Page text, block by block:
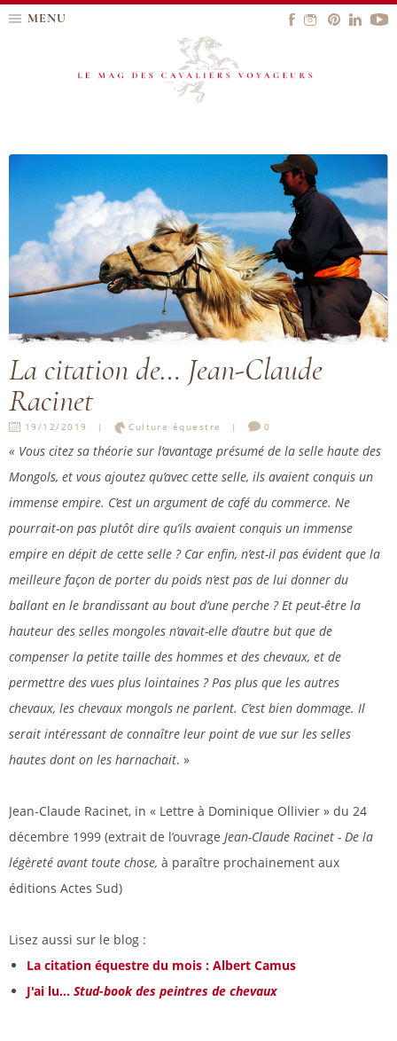
MENU
La citation de… Jean-Claude
Racinet
19/12/2019 Culture équestre 0
« Vous citez sa théorie sur l’avantage présumé de la selle haute des
Mongols, et vous ajoutez qu’avec cette selle, ils avaient conquis un
immense empire. C’est un argument de café du commerce. Ne
pourrait-on pas plutôt dire qu’ils avaient conquis un immense
empire en dépit de cette selle ? Car enfin, n’est-il pas évident que la
meilleure façon de porter du poids n’est pas de lui donner du
ballant en le brandissant au bout d’une perche ? Et peut-être la
hauteur des selles mongoles n’avait-elle d’autre but que de
compenser la petite taille des hommes et des chevaux, et de
permettre des vues plus lointaines ? Pas plus que les autres
chevaux, les chevaux mongols ne parlent. C’est bien dommage. Il
serait intéressant de connaître leur point de vue sur les selles
hautes dont on les harnachait. »
Jean-Claude Racinet, in « Lettre à Dominique Ollivier » du 24
décembre 1999 (extrait de l’ouvrage Jean-Claude Racinet - De la
légèreté avant toute chose, à paraître prochainement aux
éditions Actes Sud)
Lisez aussi sur le blog :
La citation équestre du mois : Albert Camus
J'ai lu... Stud-book des peintres de chevaux